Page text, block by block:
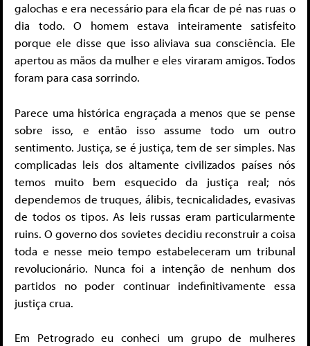
galochas e era necessário para ela ficar de pé nas ruas o
dia todo. O homem estava inteiramente satisfeito
porque ele disse que isso aliviava sua consciência. Ele
apertou as mãos da mulher e eles viraram amigos. Todos
foram para casa sorrindo.
Parece uma histórica engraçada a menos que se pense
sobre isso, e então isso assume todo um outro
sentimento. Justiça, se é justiça, tem de ser simples. Nas
complicadas leis dos altamente civilizados países nós
temos muito bem esquecido da justiça real; nós
dependemos de truques, álibis, tecnicalidades, evasivas
de todos os tipos. As leis russas eram particularmente
ruins. O governo dos sovietes decidiu reconstruir a coisa
toda e nesse meio tempo estabeleceram um tribunal
revolucionário. Nunca foi a intenção de nenhum dos
partidos no poder continuar indefinitivamente essa
justiça crua.
Em Petrogrado eu conheci um grupo de mulheres